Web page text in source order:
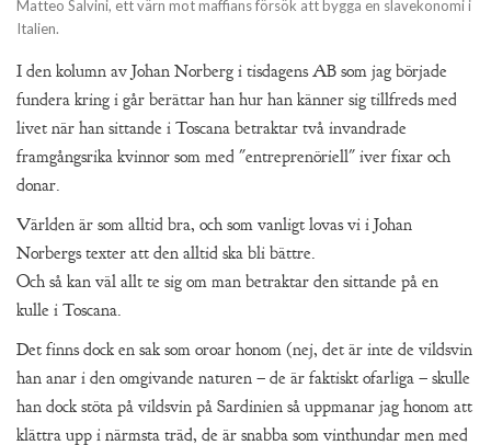
Matteo Salvini, ett värn mot maffians försök att bygga en slavekonomi i
Italien.
I den kolumn av Johan Norberg i tisdagens AB som jag började
fundera kring i går berättar han hur han känner sig tillfreds med
livet när han sittande i Toscana betraktar två invandrade
framgångsrika kvinnor som med "entreprenöriell" iver fixar och
donar.
Världen är som alltid bra, och som vanligt lovas vi i Johan
Norbergs texter att den alltid ska bli bättre.
Och så kan väl allt te sig om man betraktar den sittande på en
kulle i Toscana.
Det finns dock en sak som oroar honom (nej, det är inte de vildsvin
han anar i den omgivande naturen – de är faktiskt ofarliga – skulle
han dock stöta på vildsvin på Sardinien så uppmanar jag honom att
klättra upp i närmsta träd, de är snabba som vinthundar men med